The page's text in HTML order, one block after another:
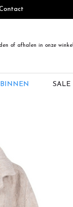
of afhalen in onze winkel
SALE